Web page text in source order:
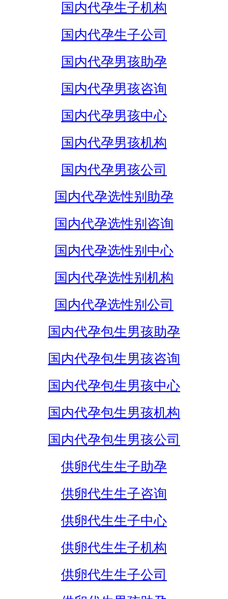
国内代孕生子机构
国内代孕生子公司
国内代孕男孩助孕
国内代孕男孩咨询
国内代孕男孩中心
国内代孕男孩机构
国内代孕男孩公司
国内代孕选性别助孕
国内代孕选性别咨询
国内代孕选性别中心
国内代孕选性别机构
国内代孕选性别公司
国内代孕包生男孩助孕
国内代孕包生男孩咨询
国内代孕包生男孩中心
国内代孕包生男孩机构
国内代孕包生男孩公司
供卵代生生子助孕
供卵代生生子咨询
供卵代生生子中心
供卵代生生子机构
供卵代生生子公司